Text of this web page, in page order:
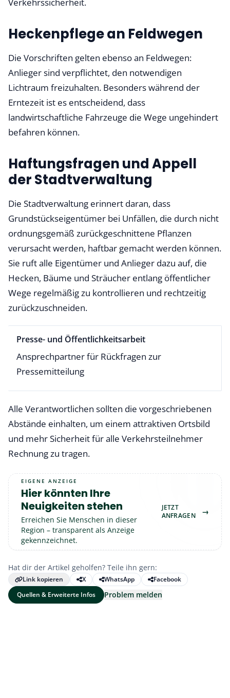
Verkehrssicherheit.
Heckenpflege an Feldwegen
Die Vorschriften gelten ebenso an Feldwegen:
Anlieger sind verpflichtet, den notwendigen
Lichtraum freizuhalten. Besonders während der
Erntezeit ist es entscheidend, dass
landwirtschaftliche Fahrzeuge die Wege ungehindert
befahren können.
Haftungsfragen und Appell
der Stadtverwaltung
Die Stadtverwaltung erinnert daran, dass
Grundstückseigentümer bei Unfällen, die durch nicht
ordnungsgemäß zurückgeschnittene Pflanzen
verursacht werden, haftbar gemacht werden können.
Sie ruft alle Eigentümer und Anlieger dazu auf, die
Hecken, Bäume und Sträucher entlang öffentlicher
Wege regelmäßig zu kontrollieren und rechtzeitig
zurückzuschneiden.
Presse- und Öffentlichkeitsarbeit
Ansprechpartner für Rückfragen zur
Pressemitteilung
Alle Verantwortlichen sollten die vorgeschriebenen
Abstände einhalten, um einem attraktiven Ortsbild
und mehr Sicherheit für alle Verkehrsteilnehmer
Rechnung zu tragen.
EIGENE ANZEIGE
Hier könnten Ihre
Neuigkeiten stehen
Erreichen Sie Menschen in dieser
Region – transparent als Anzeige
gekennzeichnet.
JETZT
ANFRAGEN
→
Hat dir der Artikel geholfen? Teile ihn gern:
Link kopieren X WhatsApp
Facebook
Quellen & Erweiterte Infos
Problem melden